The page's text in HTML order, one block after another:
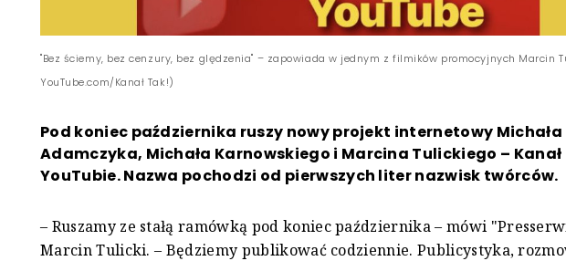
"Bez ściemy, bez cenzury, bez ględzenia" – zapowiada w jednym z filmików promocyjnych Marcin
YouTube.com/Kanał Tak!)
Pod koniec października ruszy nowy projekt internetowy Michała
Adamczyka, Michała Karnowskiego i Marcina Tulickiego – Kanał
YouTubie. Nazwa pochodzi od pierwszych liter nazwisk twórców.
– Ruszamy ze stałą ramówką pod koniec października – mówi
Marcin Tulicki. – Będziemy publikować codziennie. Publicystyka,